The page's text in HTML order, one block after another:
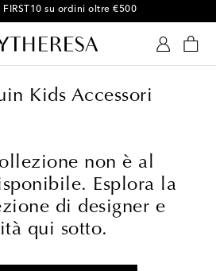
FIRST10 su ordini oltre €500
Kids Accessori
non è al
Esplora la
di designer e
qui sotto.